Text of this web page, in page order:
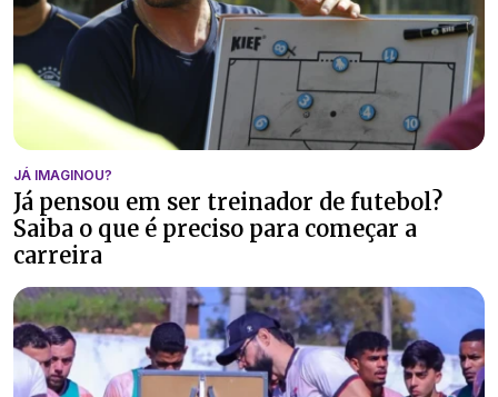
JÁ IMAGINOU?
Já pensou em ser treinador de futebol?
Saiba o que é preciso para começar a
carreira